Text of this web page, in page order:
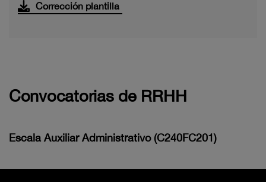
Corrección plantilla
Convocatorias de RRHH
Escala Auxiliar Administrativo (C240FC201)